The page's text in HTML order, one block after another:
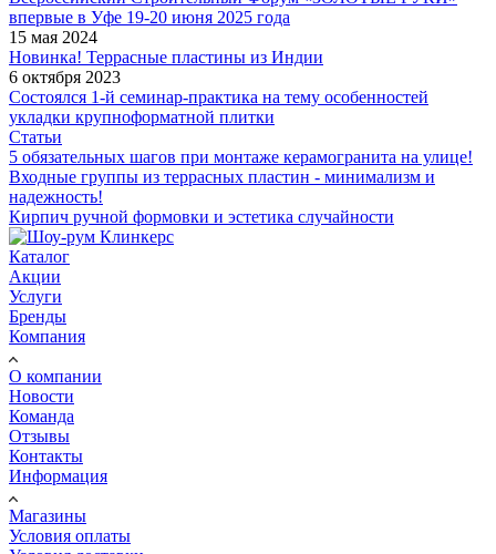
впервые в Уфе 19-20 июня 2025 года
15 мая 2024
Новинка! Террасные пластины из Индии
6 октября 2023
Состоялся 1-й семинар-практика на тему особенностей
укладки крупноформатной плитки
Статьи
5 обязательных шагов при монтаже керамогранита на улице!
Входные группы из террасных пластин - минимализм и
надежность!
Кирпич ручной формовки и эстетика случайности
Каталог
Акции
Услуги
Бренды
Компания
О компании
Новости
Команда
Отзывы
Контакты
Информация
Магазины
Условия оплаты